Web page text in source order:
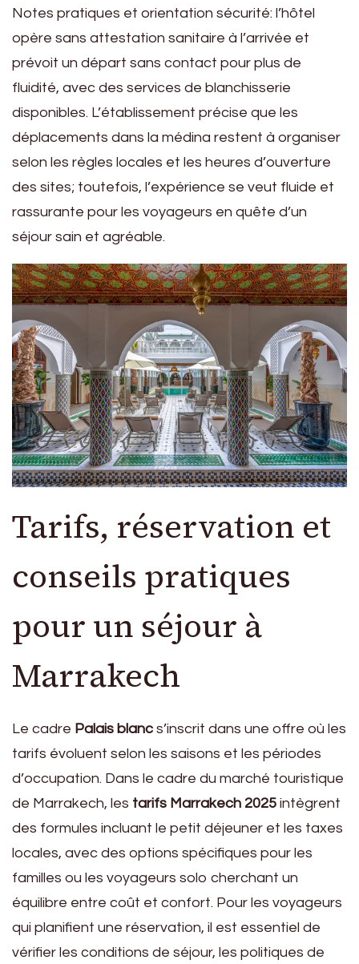
Notes pratiques et orientation sécurité: l’hôtel
opère sans attestation sanitaire à l’arrivée et
prévoit un départ sans contact pour plus de
fluidité, avec des services de blanchisserie
disponibles. L’établissement précise que les
déplacements dans la médina restent à organiser
selon les règles locales et les heures d’ouverture
des sites; toutefois, l’expérience se veut fluide et
rassurante pour les voyageurs en quête d’un
séjour sain et agréable.
Tarifs, réservation et
conseils pratiques
pour un séjour à
Marrakech
Le cadre Palais blanc s’inscrit dans une offre où les
tarifs évoluent selon les saisons et les périodes
d’occupation. Dans le cadre du marché touristique
de Marrakech, les tarifs Marrakech 2025 intègrent
des formules incluant le petit déjeuner et les taxes
locales, avec des options spécifiques pour les
familles ou les voyageurs solo cherchant un
équilibre entre coût et confort. Pour les voyageurs
qui planifient une réservation, il est essentiel de
vérifier les conditions de séjour, les politiques de